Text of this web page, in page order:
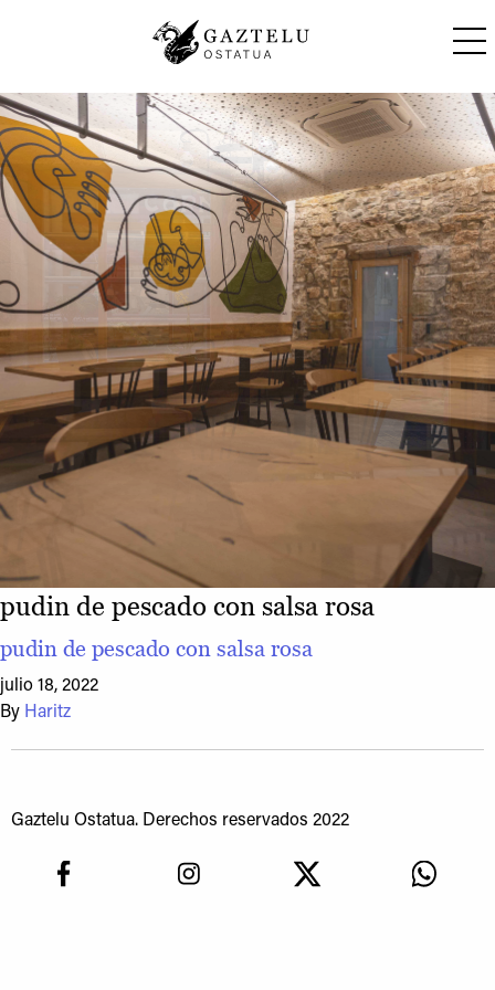
pudin de pescado con salsa rosa
pudin de pescado con salsa rosa
julio 18, 2022
By Haritz
Gaztelu Ostatua. Derechos reservados 2022